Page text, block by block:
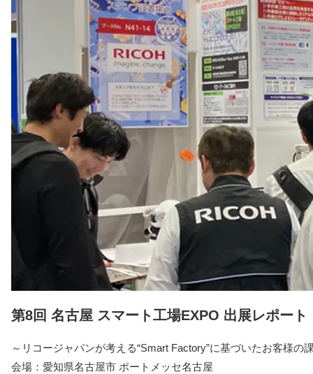
第8回 名古屋 スマート工場EXPO 出展レポート
～リコージャパンが考える“Smart Factory”に基づいたお客様の
会場：愛知県名古屋市 ポートメッセ名古屋